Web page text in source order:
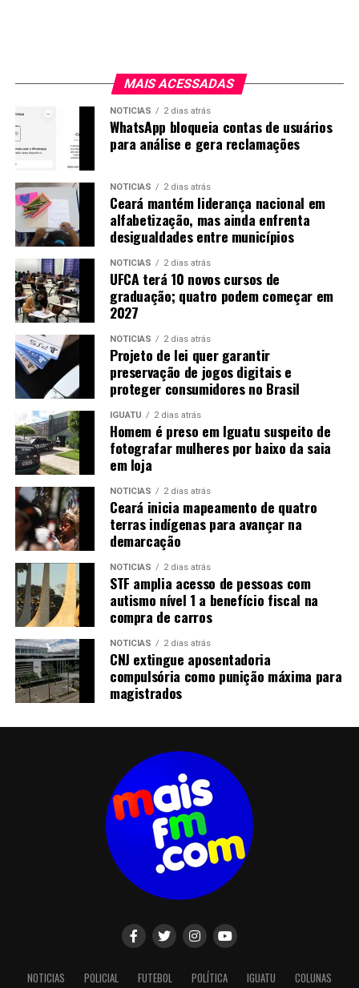
MAIS ACESSADAS
NOTICIAS 2 dias atrás
WhatsApp bloqueia contas de usuários
para análise e gera reclamações
NOTICIAS 2 dias atrás
Ceará mantém liderança nacional em
alfabetização, mas ainda enfrenta
desigualdades entre municípios
NOTICIAS 2 dias atrás
UFCA terá 10 novos cursos de
graduação; quatro podem começar em
2027
NOTICIAS 2 dias atrás
Projeto de lei quer garantir
preservação de jogos digitais e
proteger consumidores no Brasil
IGUATU 2 dias atrás
Homem é preso em Iguatu suspeito de
fotografar mulheres por baixo da saia
em loja
NOTICIAS 2 dias atrás
Ceará inicia mapeamento de quatro
terras indígenas para avançar na
demarcação
NOTICIAS 2 dias atrás
STF amplia acesso de pessoas com
autismo nível 1 a benefício fiscal na
compra de carros
NOTICIAS 2 dias atrás
CNJ extingue aposentadoria
compulsória como punição máxima para
magistrados
NOTICIAS POLICIAL FUTEBOL POLÍTICA IGUATU COLUNAS